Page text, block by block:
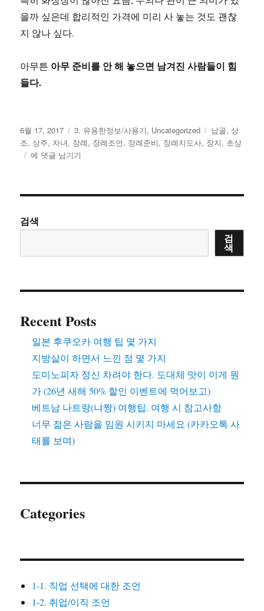
을까 싶은데 합리적인 가격에 미리 사 놓는 것도 괜찮
지 않나 싶다.
아무튼 아무 준비를 안 해 놓으면 남겨진 사람들이 힘
들다.
작
성
일
6월 17, 2017
카
테
고
3. 유용한정보/사용기, Uncategorized
태
그
납골,상
조,상주, 자녀, 장례, 장례조언, 장례준비, 장례지도사, 장지, 초상
장
르
서
느
점
로
입
장
에
서
에 댓글 남기기
검색
검
색
Recent Posts
일본 후쿠오카 여행 팁 몇 가지
지방살이 하면서 느낀 점 몇 가지
도미노피자 정신 차려야 한다. 도대체 맛이 이게 뭔
가 (26년 새해 50% 할인 이벤트에 먹어보고)
베트남 나트랑(냐짱) 여행팁. 여행 시 참고사항
너무 젊은 사람을 임원 시키지 마세요 (카카오톡 사
태를 보며)
Categories
1-1. 직업 선택에 대한 조언
1-2. 취업/이직 조언